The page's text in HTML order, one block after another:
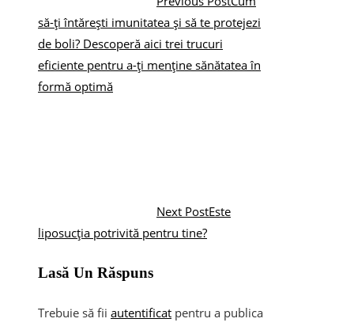
să-ți întărești imunitatea și să te protejezi
de boli? Descoperă aici trei trucuri
eficiente pentru a-ți menține sănătatea în
formă optimă
Next PostEste
liposucția potrivită pentru tine?
Lasă Un Răspuns
Trebuie să fii autentificat pentru a publica